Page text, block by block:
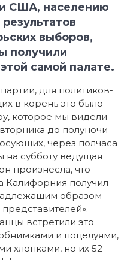
США, населению
выборов,
получили
самой палате.
для политиков-
в корень это было
которое мы видели
до полуночи
через полчаса
на субботу ведущая
произнесла, что
Калифорния получил
образом
встретили это
и поцелуями,
хлопками, но их 52-